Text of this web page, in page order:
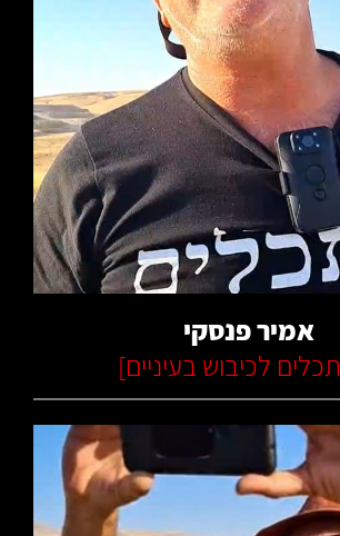
קרא עוד
אמיר פנסקי
לכיבוש בעיניים]